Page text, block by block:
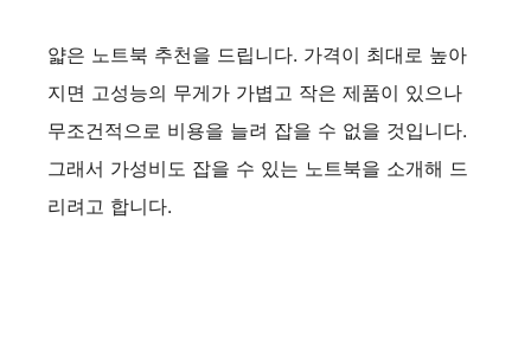
얇은 노트북 추천을 드립니다. 가격이 최대로 높아
지면 고성능의 무게가 가볍고 작은 제품이 있으나
무조건적으로 비용을 늘려 잡을 수 없을 것입니다.
그래서 가성비도 잡을 수 있는 노트북을 소개해 드
리려고 합니다.